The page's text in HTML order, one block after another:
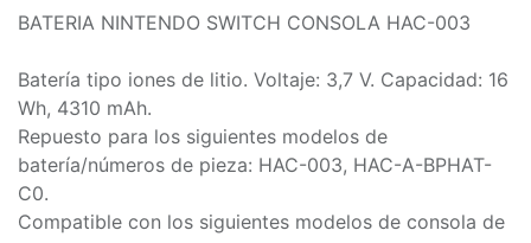
BATERIA NINTENDO SWITCH CONSOLA HAC-003
Batería tipo iones de litio. Voltaje: 3,7 V. Capacidad: 16
Wh, 4310 mAh.
Repuesto para los siguientes modelos de
batería/números de pieza: HAC-003, HAC-A-BPHAT-
C0.
Compatible con los siguientes modelos de consola de